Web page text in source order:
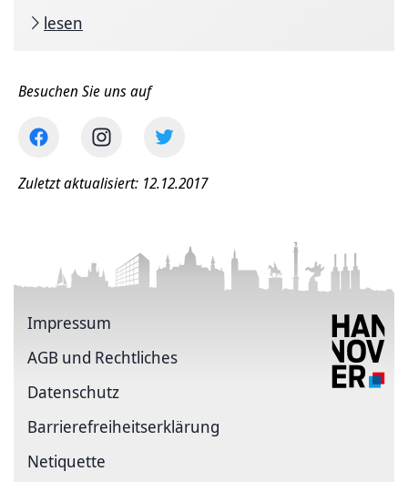
lesen
Besuchen Sie uns auf
Zuletzt aktualisiert: 12.12.2017
Impressum
AGB und Rechtliches
Datenschutz
Barriere­freiheits­erklärung
Netiquette